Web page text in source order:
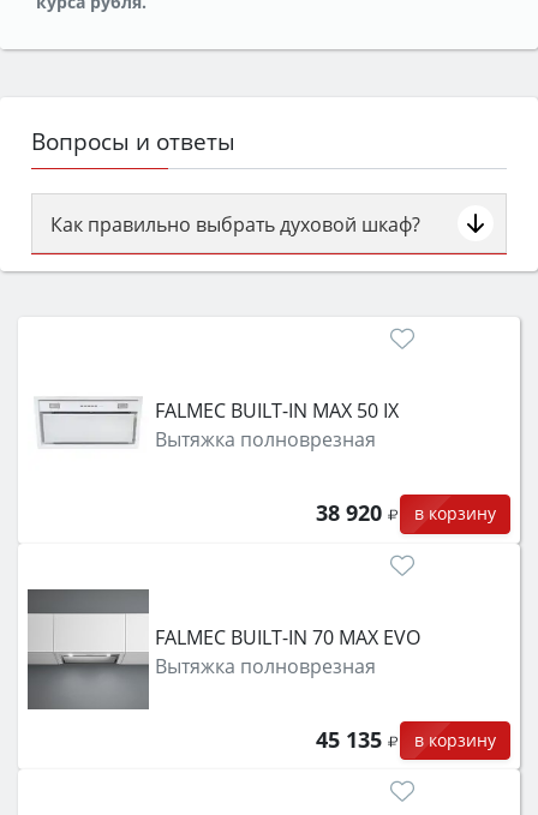
Вопросы и ответы
Как правильно выбрать духовой шкаф?
Сначала определитесь с типом (газовый или
затем смотрите на объём 50–70 л для семьи,
защита от детей).FALMEC BUILT-IN MAX 50 IX
Вытяжка полноврезная
38 920 в корзину
FALMEC BUILT-IN 70 MAX EVO
Вытяжка полноврезная
45 135 в корзину